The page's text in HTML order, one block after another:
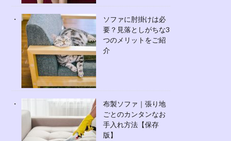
ソファに肘掛けは必
要？見落としがちな3
つのメリットをご紹
介
布製ソファ｜張り地
ごとのカンタンなお
手入れ方法【保存
版】